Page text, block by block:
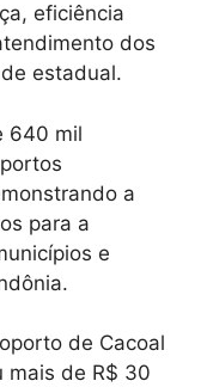
eficiência
dos
estadual.
640 mil
a
para a
e
de Cacoal
mais de R$ 30